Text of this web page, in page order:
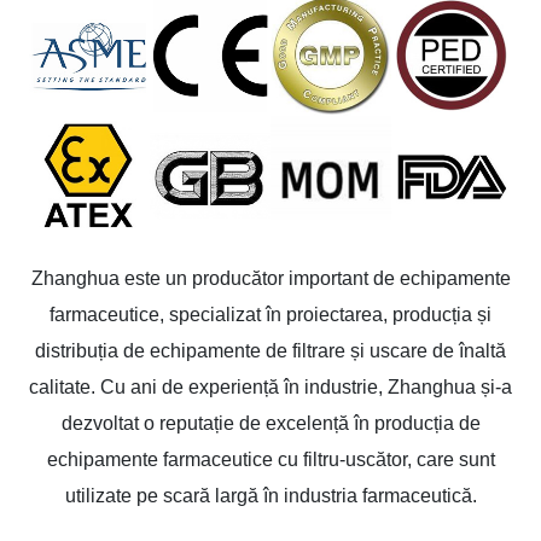
Zhanghua este un producător important de echipamente
farmaceutice, specializat în proiectarea, producția și
distribuția de echipamente de filtrare și uscare de înaltă
calitate. Cu ani de experiență în industrie, Zhanghua și-a
dezvoltat o reputație de excelență în producția de
echipamente farmaceutice cu filtru-uscător, care sunt
utilizate pe scară largă în industria farmaceutică.